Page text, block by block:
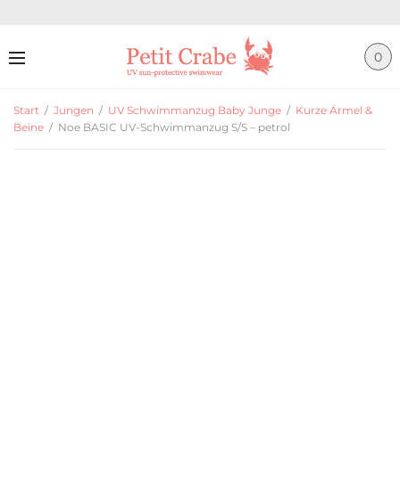
0
Start / Jungen / UV Schwimmanzug Baby Junge / Kurze Ärmel &
Beine / Noe BASIC UV-Schwimmanzug S/S – petrol